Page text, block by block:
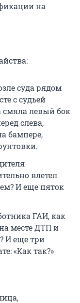
на
суда рядом
с судьей
смяла левый бок
слева,
бампере,
влетел
И еще пяток
ГАИ, как
месте ДТП и
И еще три
«Как так?»